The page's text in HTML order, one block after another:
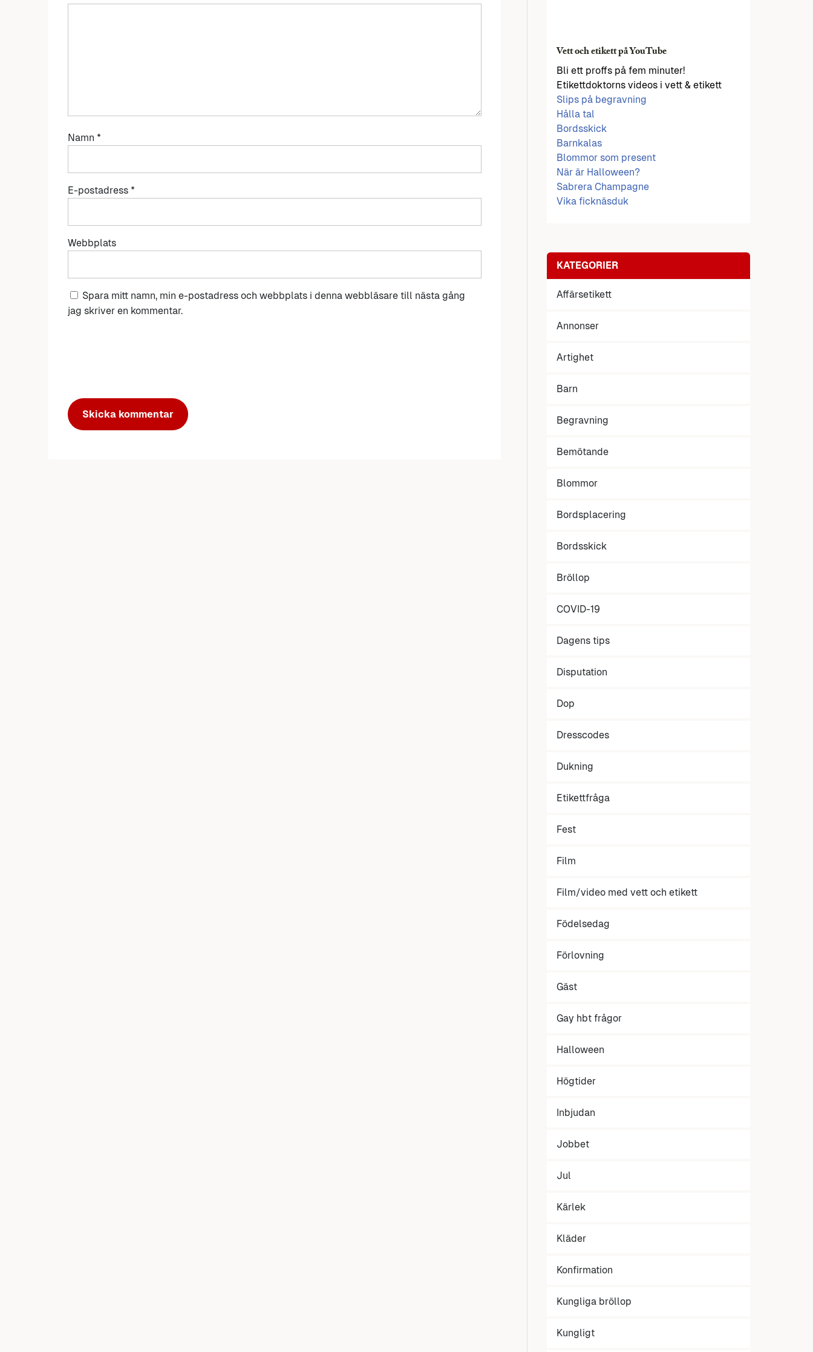
Namn *
E-postadress *
Webbplats
Spara mitt namn, min e-postadress och webbplats i denna webbläsare till nästa gång
jag skriver en kommentar.
Vett och etikett på YouTube
Bli ett proffs på fem minuter!
Etikettdoktorns videos i vett & etikett
Slips på begravning
Hålla tal
Bordsskick
Barnkalas
Blommor som present
När är Halloween?
Sabrera Champagne
Vika ficknäsduk
KATEGORIER
Affärsetikett
Annonser
Artighet
Barn
Begravning
Bemötande
Blommor
Bordsplacering
Bordsskick
Bröllop
COVID-19
Dagens tips
Disputation
Dop
Dresscodes
Dukning
Etikettfråga
Fest
Film
Film/video med vett och etikett
Födelsedag
Förlovning
Gäst
Gay hbt frågor
Halloween
Högtider
Inbjudan
Jobbet
Jul
Kärlek
Kläder
Konfirmation
Kungliga bröllop
Kungligt